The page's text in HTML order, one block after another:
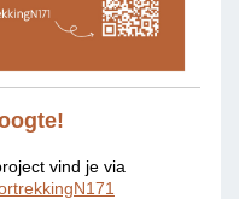
vind je via